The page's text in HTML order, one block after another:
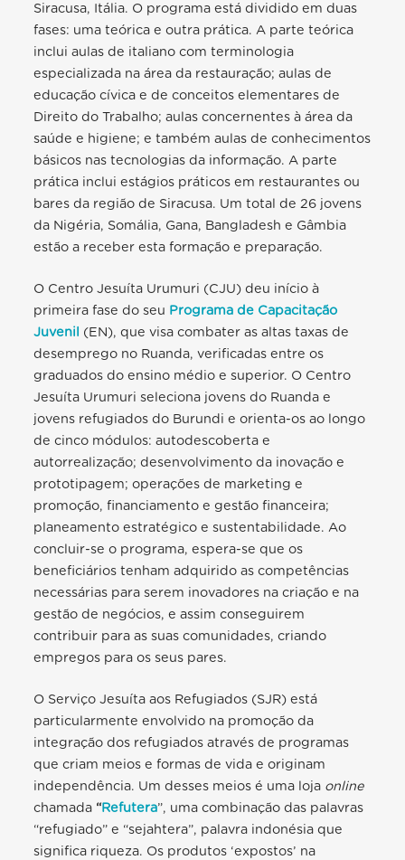
Siracusa, Itália. O programa está dividido em duas
fases: uma teórica e outra prática. A parte teórica
inclui aulas de italiano com terminologia
especializada na área da restauração; aulas de
educação cívica e de conceitos elementares de
Direito do Trabalho; aulas concernentes à área da
saúde e higiene; e também aulas de conhecimentos
básicos nas tecnologias da informação. A parte
prática inclui estágios práticos em restaurantes ou
bares da região de Siracusa. Um total de 26 jovens
da Nigéria, Somália, Gana, Bangladesh e Gâmbia
estão a receber esta formação e preparação.
O Centro Jesuíta Urumuri (CJU) deu início à
primeira fase do seu Programa de Capacitação
Juvenil
(EN), que visa combater as altas taxas de
desemprego no Ruanda, verificadas entre os
graduados do ensino médio e superior. O Centro
Jesuíta Urumuri seleciona jovens do Ruanda e
jovens refugiados do Burundi e orienta-os ao longo
de cinco módulos: autodescoberta e
autorrealização; desenvolvimento da inovação e
prototipagem; operações de marketing e
promoção, financiamento e gestão financeira;
planeamento estratégico e sustentabilidade. Ao
concluir-se o programa, espera-se que os
beneficiários tenham adquirido as competências
necessárias para serem inovadores na criação e na
gestão de negócios, e assim conseguirem
contribuir para as suas comunidades, criando
empregos para os seus pares.
O Serviço Jesuíta aos Refugiados (SJR) está
particularmente envolvido na promoção da
integração dos refugiados através de programas
que criam meios e formas de vida e originam
independência. Um desses meios é uma loja online
chamada “ Refutera”, uma combinação das palavras
“refugiado” e “sejahtera”, palavra indonésia que
significa riqueza. Os produtos ‘expostos’ na